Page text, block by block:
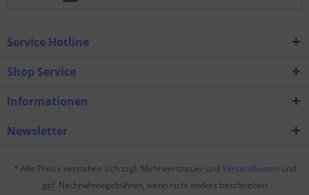
Service Hotline
Shop Service
Informationen
Newsletter
* Alle Preise verstehen sich zzgl. Mehrwertsteuer und Versandkosten und
ggf. Nachnahmegebühren, wenn nicht anders beschrieben